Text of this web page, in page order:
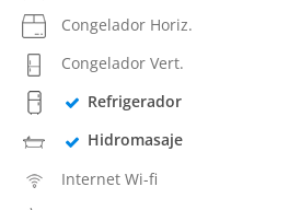
Congelador Horiz.
Congelador Vert.
Refrigerador
Hidromasaje
Internet Wi-fi